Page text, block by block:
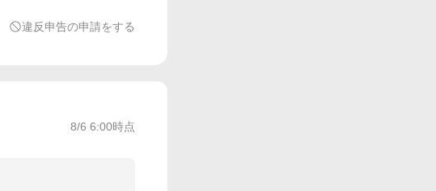
違反申告の申請をする
8/6 6:00時点